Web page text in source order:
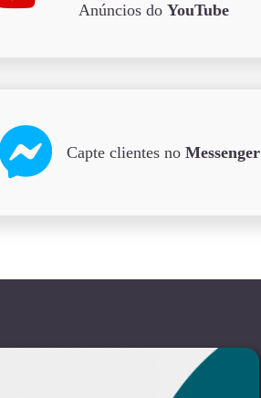
Anúncios doYouTube
Capte clientes no Messenger